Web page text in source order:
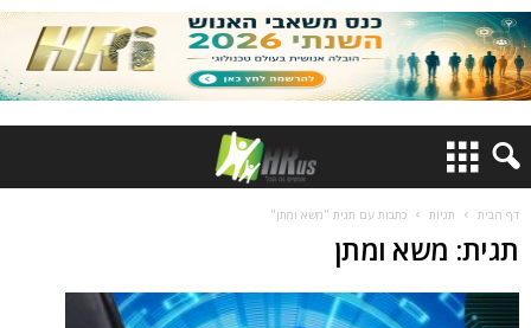
דף הבית תגיות כתבות עם תגית "משא ומתן"
תגית: משא ומתן